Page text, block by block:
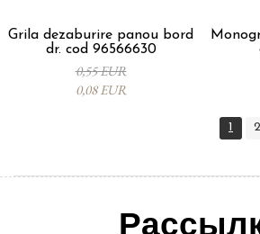
Grila dezaburire panou bord
dr. cod 96566630
0,55 EUR
0,08 EUR
1 2